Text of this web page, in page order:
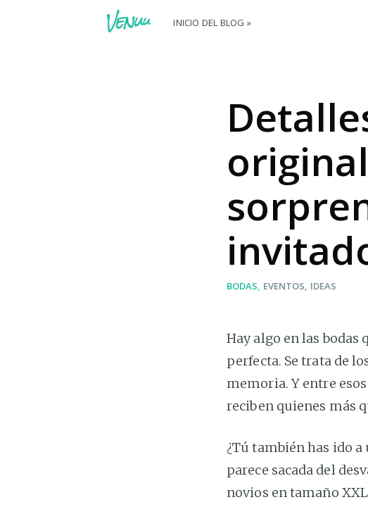
INICIO DEL BLOG »
BODAS EVENTOS IDEAS
Hay algo en las bodas
perfecta. Se trata de
memoria. Y entre
reciben quienes más
¿Tú también has ido
parece sacada del
novios en tamaño